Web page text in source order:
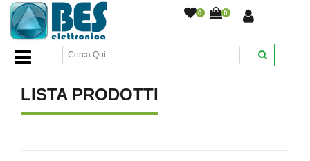
0 0
Home Page/
LISTA PRODOTTI